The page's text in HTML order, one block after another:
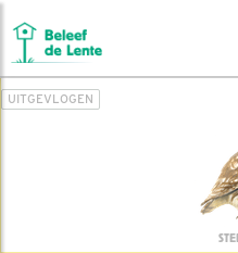
UITGEVLOGEN